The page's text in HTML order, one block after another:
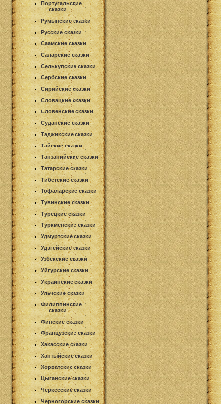
Португальские
сказки
Румынские сказки
Русские сказки
Саамские сказки
Саларские сказки
Селькупские сказки
Сербские сказки
Сирийские сказки
Словацкие сказки
Словенские сказки
Суданские сказки
Таджикские сказки
Тайские сказки
Танзанийские сказки
Татарские сказки
Тибетские сказки
Тофаларские сказки
Тувинские сказки
Турецкие сказки
Туркменские сказки
Удмуртские сказки
Удэгейские сказки
Узбекские сказки
Уйгурские сказки
Украинские сказки
Ульчские сказки
Филиппинские
сказки
Финские сказки
Французские сказки
Хакасские сказки
Хантыйские сказки
Хорватские сказки
Цыганские сказки
Черкесские сказки
Черногорские сказки